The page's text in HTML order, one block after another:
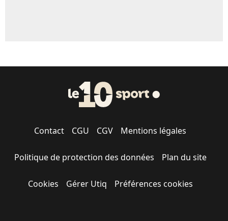
Contact CGU CGV Mentions légales
Politique de protection des données Plan du site
Cookies Gérer Utiq Préférences cookies